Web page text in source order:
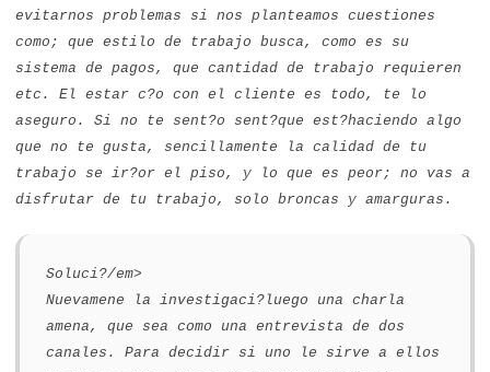
evitarnos problemas si nos planteamos cuestiones
como; que estilo de trabajo busca, como es su
sistema de pagos, que cantidad de trabajo requieren
etc. El estar c?o con el cliente es todo, te lo
aseguro. Si no te sent?o sent?que est?haciendo algo
que no te gusta, sencillamente la calidad de tu
trabajo se ir?or el piso, y lo que es peor; no vas a
disfrutar de tu trabajo, solo broncas y amarguras.
Soluci?/em>
Nuevamene la investigaci?luego una charla
amena, que sea como una entrevista de dos
canales. Para decidir si uno le sirve a ellos